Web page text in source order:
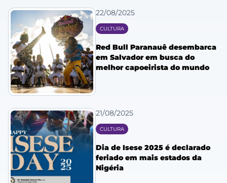
22/08/2025
CULTURA
Red Bull Paranauê desembarca
em Salvador em busca do
melhor capoeirista do mundo
21/08/2025
CULTURA
Dia de Isese 2025 é declarado
feriado em mais estados da
Nigéria